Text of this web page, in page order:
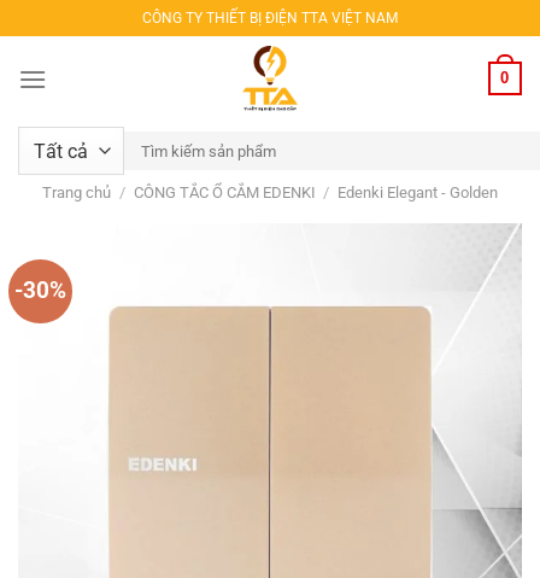
qua
nội
CÔNG TY THIẾT BỊ ĐIỆN TTA VIỆT NAM
0
Tìm
kiếm:
Trang chủ / CÔNG TẮC Ổ CẮM EDENKI / Edenki Elegant - Golden
-30%